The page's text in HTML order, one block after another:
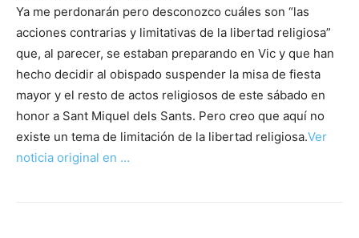
Ya me perdonarán pero desconozco cuáles son “las
acciones contrarias y limitativas de la libertad religiosa”
que, al parecer, se estaban preparando en Vic y que han
hecho decidir al obispado suspender la misa de fiesta
mayor y el resto de actos religiosos de este sábado en
honor a Sant Miquel dels Sants. Pero creo que aquí no
existe un tema de limitación de la libertad religiosa.Ver
noticia original en …